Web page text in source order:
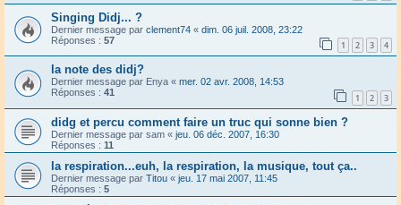
Singing Didj... ?
Dernier message par clement74 « dim. 06 juil. 2008, 23:22
Réponses : 57 1 2 3 4
la note des didj?
Dernier message par Enya « mer. 02 avr. 2008, 14:53
Réponses : 41 1 2 3
didg et percu comment faire un truc qui sonne bien ?
Dernier message par sam « jeu. 06 déc. 2007, 16:30
Réponses : 11
la respiration...euh, la respiration, la musique, tout ça..
Dernier message par Titou « jeu. 17 mai 2007, 11:45
Réponses : 5